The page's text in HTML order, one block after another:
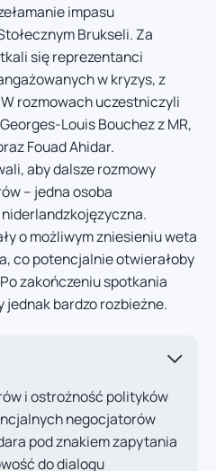
impasu
Brukseli. Za
się reprezentanci
w kryzys, z
rozmowach uczestniczyli
Louis Bouchez z MR,
Fouad Ahidar.
aby dalsze rozmowy
– jedna osoba
o możliwym zniesieniu weta
co potencjalnie otwierałoby
zakończeniu spotkania
bardzo rozbieżne.
i ostrożność polityków
negocjatorów
pod znakiem zapytania
do dialogu